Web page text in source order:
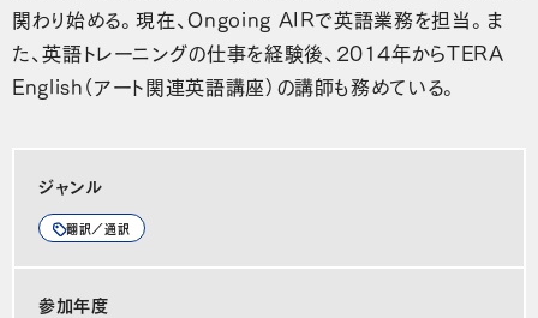
関わり始める。現在、Ongoing AIRで英語業務を担当。ま
た、英語トレーニングの仕事を経験後、2014年からTERA
English（アート関連英語講座）の講師も務めている。
ジャンル
翻訳／通訳
参加年度